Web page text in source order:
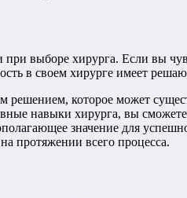
выборе хирурга. Если вы
в своем хирурге имеет
которое может
навыки хирурга, вы
значение для
протяжении всего процесса.